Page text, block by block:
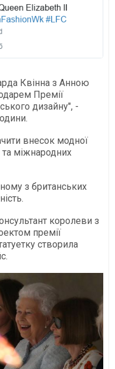
Квінна з Анною
Премії
дизайну", -
внесок модної
та міжнародних
з британських
королеви з
премії
створила